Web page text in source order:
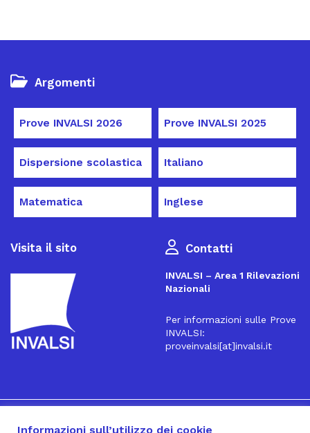
Argomenti
Prove INVALSI 2026 Prove INVALSI 2025
Dispersione scolastica Italiano
Matematica Inglese
Visita il sito Contatti
INVALSI – Area 1 Rilevazioni
Nazionali
Per informazioni sulle Prove
INVALSI:
proveinvalsi[at]invalsi.it
Iscriviti alla Newsletter
Informazioni sull’utilizzo dei cookie